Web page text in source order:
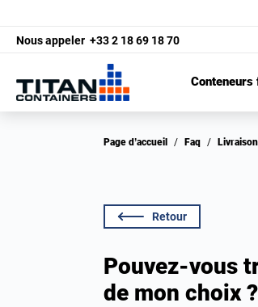
Nous appeler +33 2 18 69 18 70
Page d’accueil / Faq / Livraison
Retour
Pouvez-vous
de mon choix ?